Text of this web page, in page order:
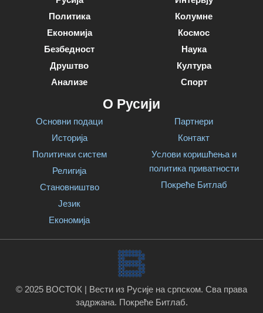
Политика
Економија
Безбедност
Друштво
Анализе
Колумне
Космос
Наука
Култура
Спорт
О Русији
Основни подаци
Историја
Политички систем
Религија
Становништво
Језик
Економија
Партнери
Контакт
Услови коришћења и
политика приватности
Покреће Битлаб
© 2025 ВОСТОК | Вести из Русије на српском. Сва права
задржана. Покреће Битлаб.